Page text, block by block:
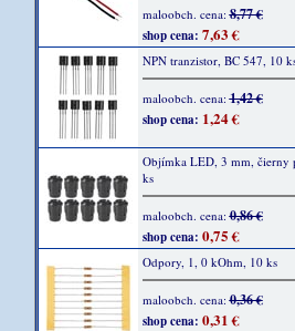
maloobch. cena:8,77 €
shop cena: 7,63 €
NPN tranzistor, BC 547, 10
maloobch. cena:1,42 €
shop cena: 1,24 €
Objímka LED, 3 mm, čierny
ks
maloobch. cena:0,86 €
shop cena: 0,75 €
Odpory, 1, 0 kOhm, 10 ks
maloobch. cena:0,36 €
shop cena: 0,31 €